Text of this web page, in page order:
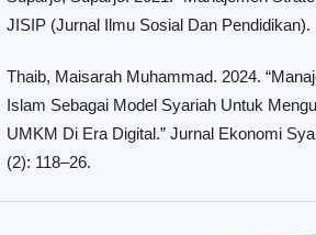
JISIP (Jurnal Ilmu Sosial Dan Pendidikan).
Thaib, Maisarah Muhammad. 2024.
Islam Sebagai Model Syariah Untuk
UMKM Di Era Digital.” Jurnal Ekonomi
(2): 118–26.